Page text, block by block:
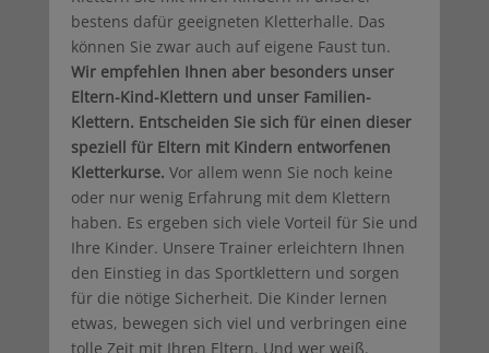
bestens dafür geeigneten Kletterhalle. Das
können Sie zwar auch auf eigene Faust tun.
Wir empfehlen Ihnen aber besonders unser
Eltern-Kind-Klettern und unser Familien-
Klettern. Entscheiden Sie sich für einen dieser
speziell für Eltern mit Kindern entworfenen
Kletterkurse. Vor allem wenn Sie noch keine
oder nur wenig Erfahrung mit dem Klettern
haben. Es ergeben sich viele Vorteil für Sie und
Ihre Kinder. Unsere Trainer erleichtern Ihnen
den Einstieg in das Sportklettern und sorgen
für die nötige Sicherheit. Die Kinder lernen
etwas, bewegen sich viel und verbringen eine
tolle Zeit mit Ihren Eltern. Und wer weiß.